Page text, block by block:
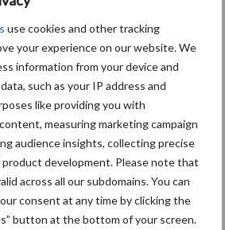
use cookies and other tracking
your experience on our website. We
information from your device and
such as your IP address and
like providing you with
measuring marketing campaign
audience insights, collecting precise
development. Please note that
across all our subdomains. You can
consent at any time by clicking the
button at the bottom of your screen.
praktische tips voor
langere levensduur
naar praktische
is in
groter dan ooit”